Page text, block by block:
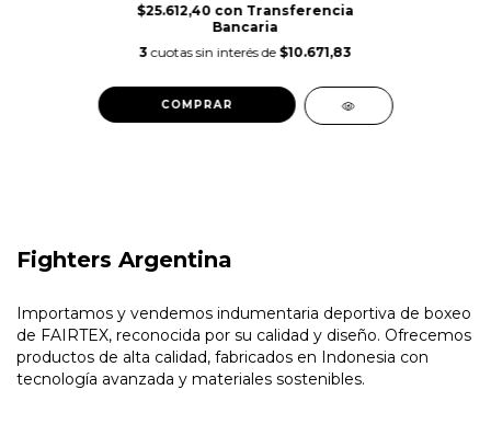
$25.612,40 con Transferencia
Bancaria
3 cuotas sin interés de $10.671,83
COMPRAR
Fighters Argentina
Importamos y vendemos indumentaria deportiva de boxeo
de FAIRTEX, reconocida por su calidad y diseño. Ofrecemos
productos de alta calidad, fabricados en Indonesia con
tecnología avanzada y materiales sostenibles.